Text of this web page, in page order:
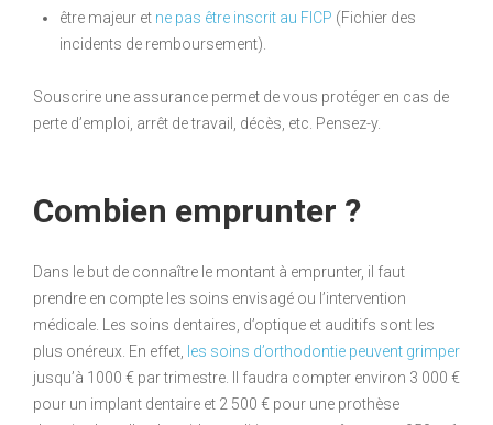
être majeur et ne pas être inscrit au FICP (Fichier des
incidents de remboursement).
Souscrire une assurance permet de vous protéger en cas de
perte d’emploi, arrêt de travail, décès, etc. Pensez-y.
Combien emprunter ?
Dans le but de connaître le montant à emprunter, il faut
prendre en compte les soins envisagé ou l’intervention
médicale. Les soins dentaires, d’optique et auditifs sont les
plus onéreux. En effet, les soins d’orthodontie peuvent grimper
jusqu’à 1000 € par trimestre. Il faudra compter environ 3 000 €
pour un implant dentaire et 2 500 € pour une prothèse